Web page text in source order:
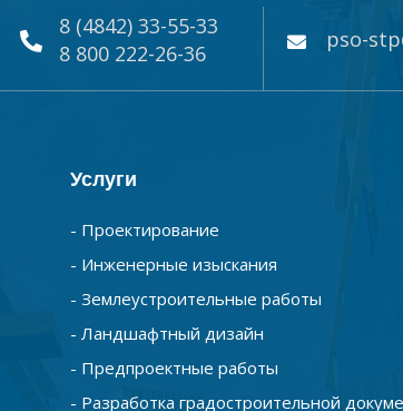
8 (4842) 33-55-33
8 800 222-26-36
pso-
Услуги
- Проектирование
- Инженерные изыскания
- Землеустроительные работы
- Ландшафтный дизайн
- Предпроектные работы
- Разработка градостроительной